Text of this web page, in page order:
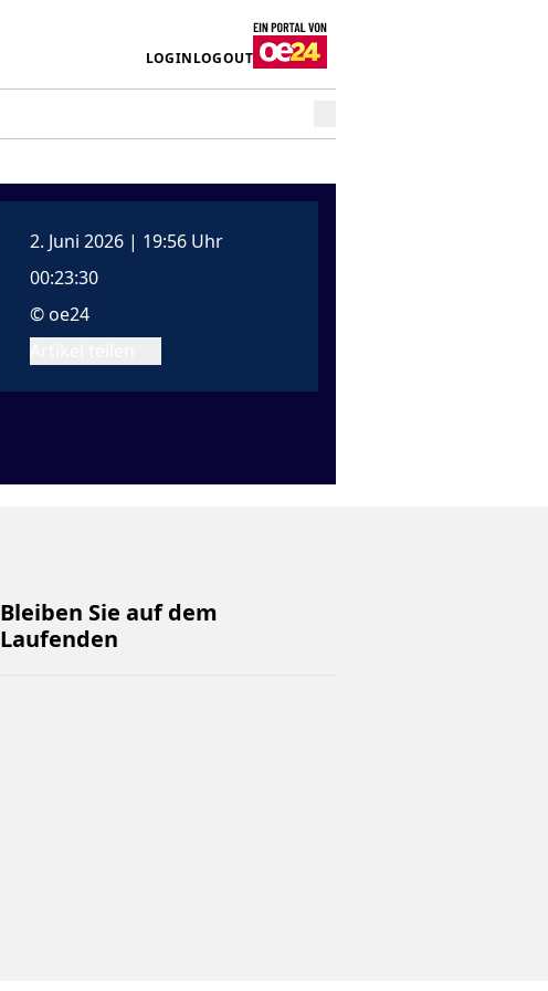
LOGINLOGOUT
2. Juni 2026 | 19:56 Uhr
00:23:30
© oe24
Bleiben Sie auf dem
Laufenden